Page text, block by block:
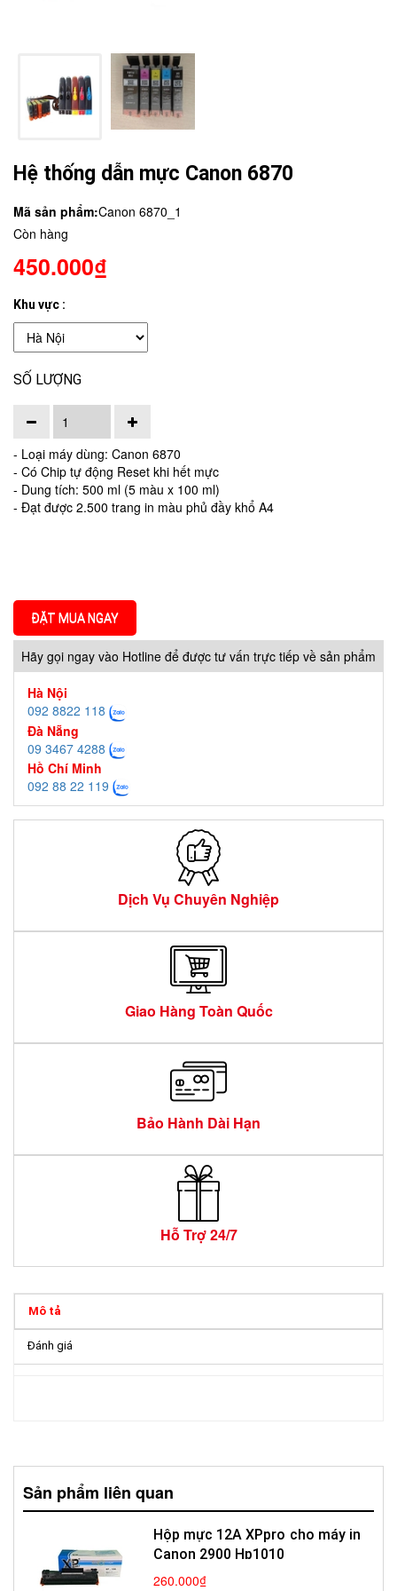
Hệ thống dẫn mực Canon 6870
Mã sản phẩm:Canon 6870_1
Còn hàng
450.000₫
Khu vực :
SỐ LƯỢNG
- Loại máy dùng: Canon 6870
- Có Chip tự động Reset khi hết mực
- Dung tích: 500 ml (5 màu x 100 ml)
- Đạt được 2.500 trang in màu phủ đầy khổ A4
ĐẶT MUA NGAY
Hãy gọi ngay vào Hotline để được tư vấn trực tiếp về sản phẩm
Hà Nội
092 8822 118
Đà Nẵng
09 3467 4288
Hồ Chí Minh
092 88 22 119
Dịch Vụ Chuyên Nghiệp
Giao Hàng Toàn Quốc
Bảo Hành Dài Hạn
Hỗ Trợ 24/7
Mô tả
Đánh giá
Sản phẩm liên quan
Hộp mực 12A XPpro cho máy in
Canon 2900 Hp1010
260.000₫